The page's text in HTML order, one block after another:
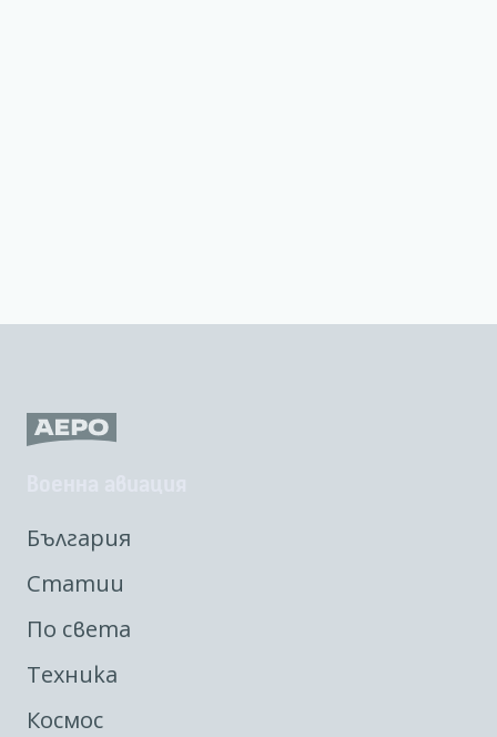
България
Статии
По света
Техника
Космос